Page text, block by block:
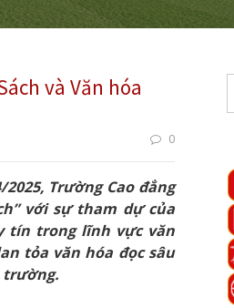
và Văn hóa
0
Trường Cao đẳng
với sự tham dự của
tín trong lĩnh vực văn
tỏa văn hóa đọc sâu
trường.